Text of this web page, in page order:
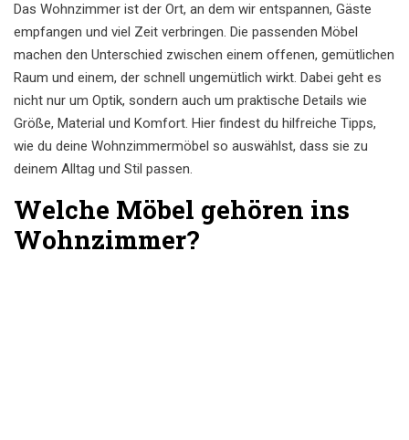
Das Wohnzimmer ist der Ort, an dem wir entspannen, Gäste
empfangen und viel Zeit verbringen. Die passenden Möbel
machen den Unterschied zwischen einem offenen, gemütlichen
Raum und einem, der schnell ungemütlich wirkt. Dabei geht es
nicht nur um Optik, sondern auch um praktische Details wie
Größe, Material und Komfort. Hier findest du hilfreiche Tipps,
wie du deine Wohnzimmermöbel so auswählst, dass sie zu
deinem Alltag und Stil passen.
Welche Möbel gehören ins
Wohnzimmer?